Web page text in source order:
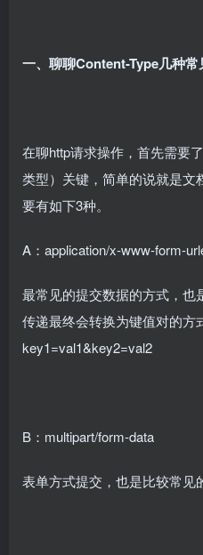
一、聊聊Content-Type几种常
在聊http请求操作，首先需要
类型）关键，简单的说就是文
要有如下3种。
A：application/x-www-form-
最常见的提交数据的方式，
传递最终会转换为键值对的方
key1=val1&key2=val2
B：multipart/form-data
表单方式提交，也是比较常见